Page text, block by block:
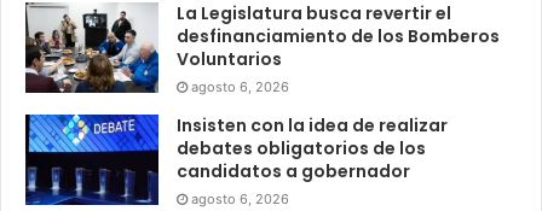
La Legislatura busca revertir el
desfinanciamiento de los Bomberos
Voluntarios
agosto 6, 2026
Insisten con la idea de realizar
debates obligatorios de los
candidatos a gobernador
agosto 6, 2026